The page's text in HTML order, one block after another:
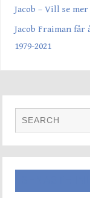
Jacob – Vill se
Jacob Fraiman
1979-2021